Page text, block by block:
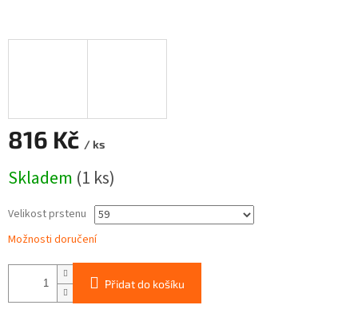
816 Kč / ks
cena:
Skladem (1 ks)
Velikost prstenu
Možnosti doručení
Přidat do košíku